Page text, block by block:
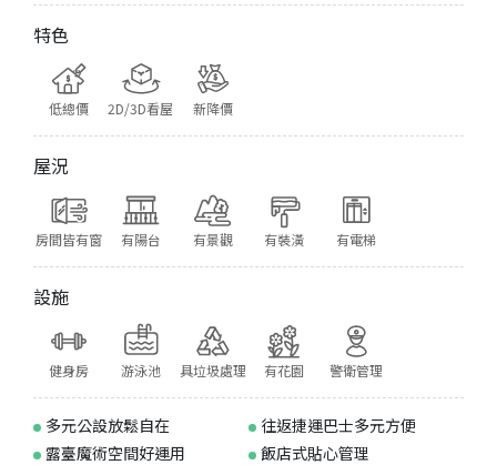
特色
低總價 2D/3D看屋 新降價
屋況
房間皆有窗 有陽台 有景觀 有裝潢 有電梯
設施
健身房 游泳池 具垃圾處理 有花園 警衛管理
多元公設放鬆自在
往返捷運巴士多元方便
露臺魔術空間好運用
飯店式貼心管理